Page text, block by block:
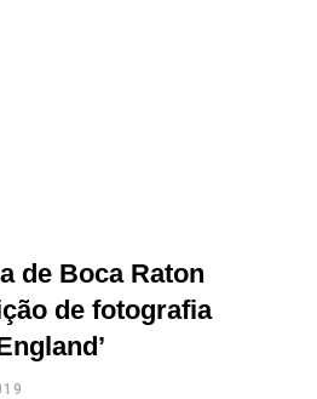
de Boca Raton
de fotografia